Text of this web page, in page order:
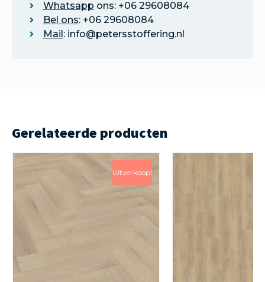
Whatsapp ons: +06 29608084
Bel ons: +06 29608084
Mail : info@petersstoffering.nl
Gerelateerde producten
Uitverkoop!